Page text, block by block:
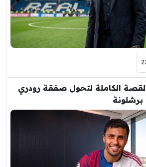
الكاملة لتحول صفقة رودري
برشلونة